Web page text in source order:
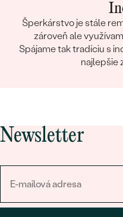
Šperkárstvo je stále
zároveň ale
Spájame tak tradíciu s
najlepšie
Newsletter